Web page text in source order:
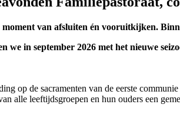
moment van afsluiten én vooruitkijken.
we in september 2026 met het nieuwe
op de sacramenten van de eerste
alle leeftijdsgroepen en hun ouders een